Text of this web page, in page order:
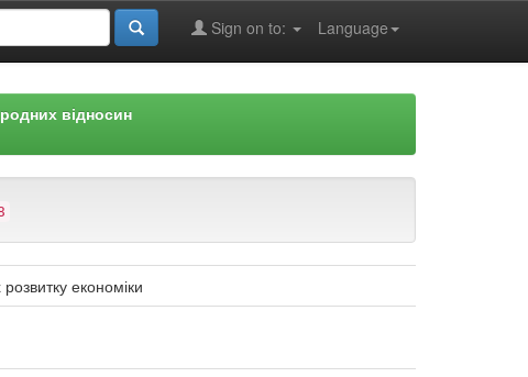
Language
Sign on to:
відносин
економіки